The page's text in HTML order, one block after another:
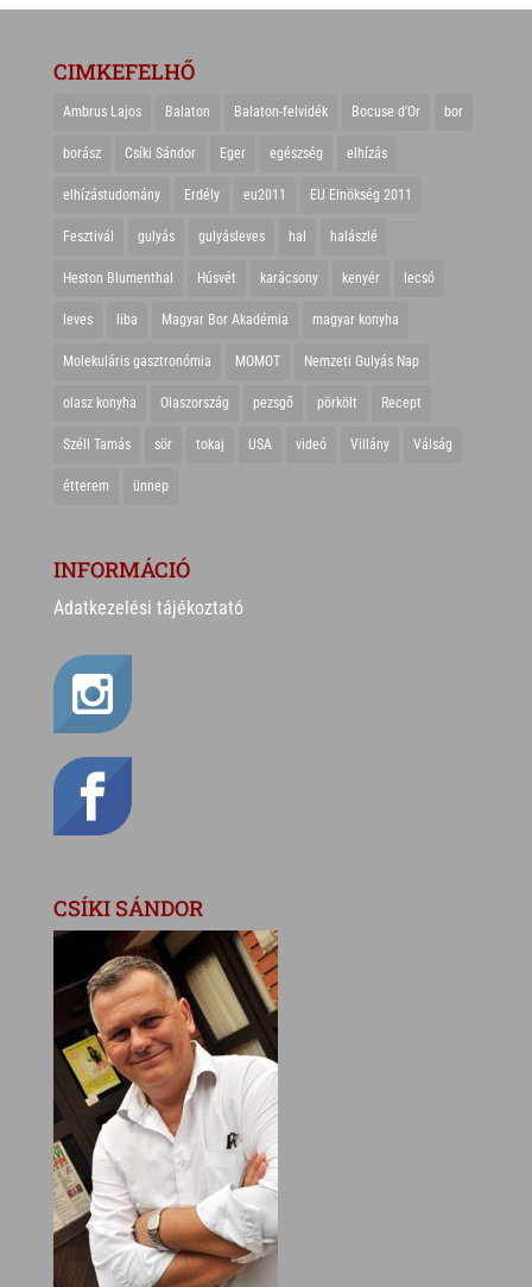
CIMKEFELHŐ
Ambrus Lajos Balaton Balaton-felvidék Bocuse d'Or bor
borász Csíki Sándor Eger egészség elhízás
elhízástudomány Erdély eu2011 EU Elnökség 2011
Fesztivál gulyás gulyásleves hal halászlé
Heston Blumenthal Húsvét karácsony kenyér lecsó
leves liba Magyar Bor Akadémia magyar konyha
Molekuláris gasztronómia MOMOT Nemzeti Gulyás Nap
olasz konyha Olaszország pezsgő pörkölt Recept
Széll Tamás sör tokaj USA videó Villány Válság
étterem ünnep
INFORMÁCIÓ
Adatkezelési tájékoztató
CSÍKI SÁNDOR